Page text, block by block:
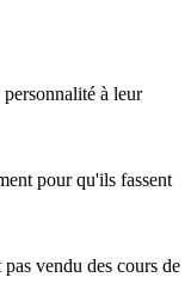
à leur
pour qu'ils fassent
vendu des cours de